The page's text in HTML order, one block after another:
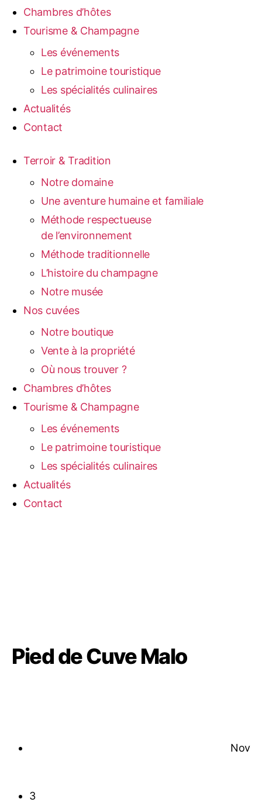
Chambres d’hôtes
Tourisme & Champagne
Les événements
Le patrimoine touristique
Les spécialités culinaires
Actualités
Contact
Terroir & Tradition
Notre domaine
Une aventure humaine et familiale
Méthode respectueuse
de l’environnement
Méthode traditionnelle
L’histoire du champagne
Notre musée
Nos cuvées
Notre boutique
Vente à la propriété
Où nous trouver ?
Chambres d’hôtes
Tourisme & Champagne
Les événements
Le patrimoine touristique
Les spécialités culinaires
Actualités
Contact
Pied de Cuve Malo
Nov
3